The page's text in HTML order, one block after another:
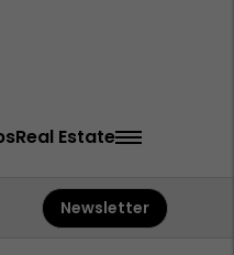
Real Estate
Newsletter